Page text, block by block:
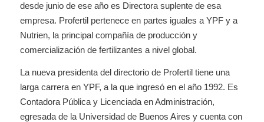
desde junio de ese año es Directora suplente de esa
empresa. Profertil pertenece en partes iguales a YPF y a
Nutrien, la principal compañía de producción y
comercialización de fertilizantes a nivel global.
La nueva presidenta del directorio de Profertil tiene una
larga carrera en YPF, a la que ingresó en el año 1992. Es
Contadora Pública y Licenciada en Administración,
egresada de la Universidad de Buenos Aires y cuenta con